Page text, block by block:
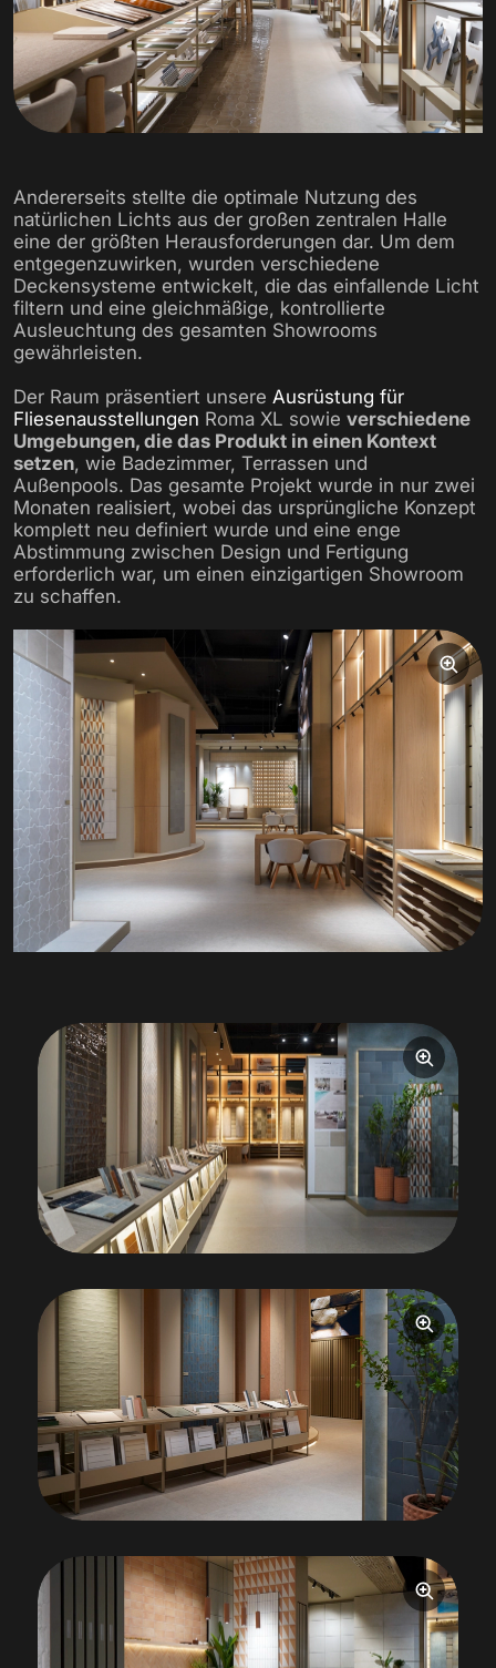
Andererseits stellte die optimale Nutzung des
natürlichen Lichts aus der großen zentralen Halle
eine der größten Herausforderungen dar. Um dem
entgegenzuwirken, wurden verschiedene
Deckensysteme entwickelt, die das einfallende Licht
filtern und eine gleichmäßige, kontrollierte
Ausleuchtung des gesamten Showrooms
gewährleisten.
Der Raum präsentiert unsere Ausrüstung für
Fliesenausstellungen Roma XL sowie verschiedene
Umgebungen, die das Produkt in einen Kontext
setzen, wie Badezimmer, Terrassen und
Außenpools. Das gesamte Projekt wurde in nur zwei
Monaten realisiert, wobei das ursprüngliche Konzept
komplett neu definiert wurde und eine enge
Abstimmung zwischen Design und Fertigung
erforderlich war, um einen einzigartigen Showroom
zu schaffen.